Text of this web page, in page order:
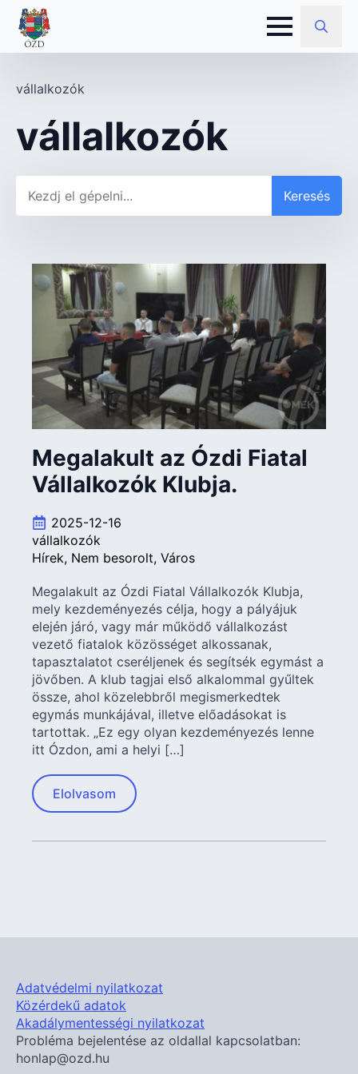
Search
vállalkozók
vállalkozók
Keresés
Megalakult az Ózdi Fiatal
Vállalkozók Klubja.
2025-12-16
vállalkozók
Hírek Nem besorolt Város
Megalakult az Ózdi Fiatal Vállalkozók Klubja,
mely kezdeményezés célja, hogy a pályájuk
elején járó, vagy már működő vállalkozást
vezető fiatalok közösséget alkossanak,
tapasztalatot cseréljenek és segítsék egymást a
jövőben. A klub tagjai első alkalommal gyűltek
össze, ahol közelebbről megismerkedtek
egymás munkájával, illetve előadásokat is
tartottak. „Ez egy olyan kezdeményezés lenne
itt Ózdon, ami a helyi […]
Elolvasom
Adatvédelmi nyilatkozat
Közérdekű adatok
Akadálymentességi nyilatkozat
Probléma bejelentése az oldallal kapcsolatban:
honlap@ozd.hu